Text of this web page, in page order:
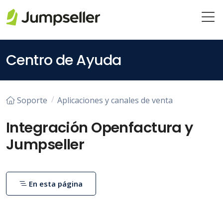
Centro de Ayuda
Soporte Aplicaciones y canales de venta
Integración Openfactura y
Jumpseller
En esta página